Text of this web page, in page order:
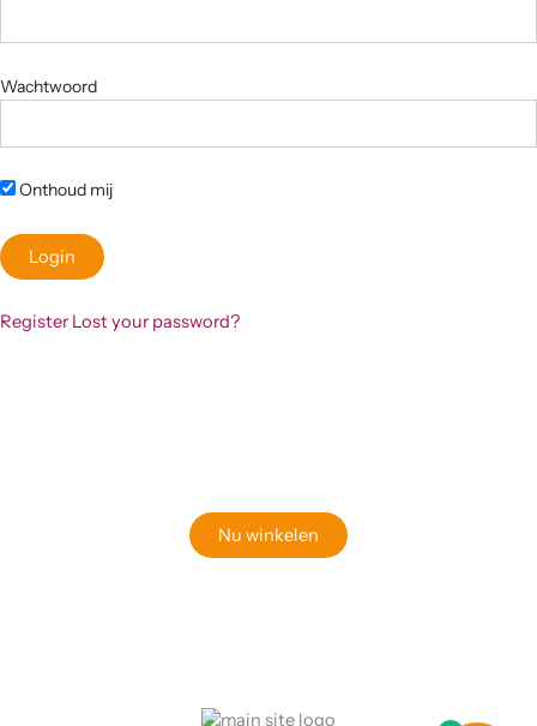
Wachtwoord
Onthoud mij
Register Lost your password?
Nu winkelen